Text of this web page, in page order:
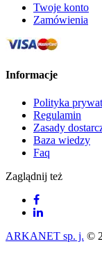
Twoje konto
Zamówienia
Informacje
Polityka
Regulamin
Zasady
Baza wiedzy
Faq
Zaglądnij też
ARKANET sp. j. ©